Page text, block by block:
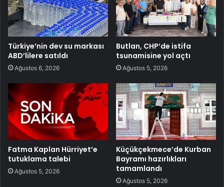
Türkiye’nin dev su markası
ABD’lilere satıldı
Ağustos 6, 2026
Butlan, CHP’de istifa
tsunamisine yol açtı
Ağustos 5, 2026
Fatma Kaplan Hürriyet’e
tutuklama talebi
Ağustos 5, 2026
Küçükçekmece’de Kurban
Bayramı hazırlıkları
tamamlandı
Ağustos 5, 2026